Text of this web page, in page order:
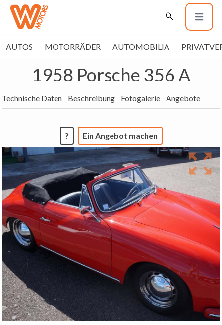
AUTOS MOTORRÄDER AUTOMOBILIA
1958 Porsche 356 A
Technische Daten Beschreibung Fotogalerie Angebote
? Ein Angebot machen